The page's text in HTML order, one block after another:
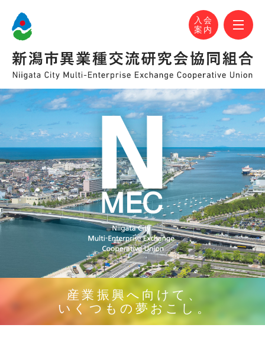
N-MEC 新潟市異業種交流研究会協同組合
おかげさまで設立30周年！
入会
案内
N-MEC
産業振興へ向けて、
いくつもの夢おこし。